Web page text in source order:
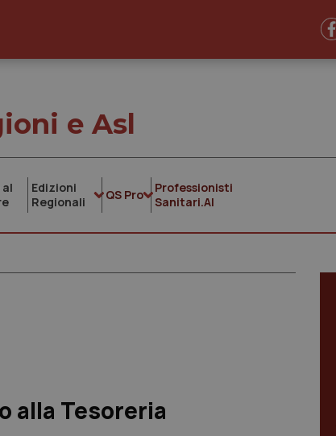
e Asl
Edizioni
Regionali
QS Pro
Professionisti
Sanitari.AI
alla Tesoreria